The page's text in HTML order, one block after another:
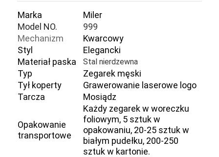
Marka
Miler
Model NO.
999
Mechanizm
Kwarcowy
Styl
Elegancki
Materiał paska
Stal nierdzewna
Typ
Zegarek męski
Tył koperty
Grawerowanie laserowe logo
Tarcza
Mosiądz
Opakowanie
transportowe
Każdy zegarek w woreczku
foliowym, 5 sztuk w
opakowaniu, 20-25 sztuk w
białym pudełku, 200-250
sztuk w kartonie.